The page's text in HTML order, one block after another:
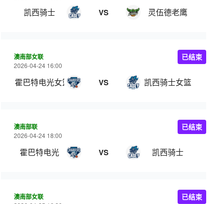
凯西骑士 VS 灵伍德老鹰
澳南部女联
2026-04-24 16:00
霍巴特电光女篮 VS 凯西骑士女篮
已结束
澳南部联
2026-04-24 18:00
霍巴特电光 VS 凯西骑士
已结束
澳南部女联 已结束